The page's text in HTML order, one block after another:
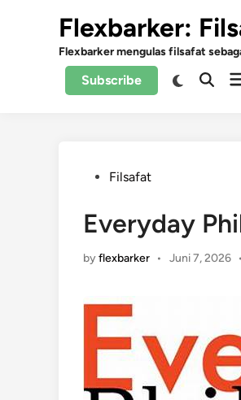
Flexbarker:
Flexbarker mengulas filsafat
Subscribe
SwitchOpen
PostedFilsafat
Everyday
byflexbarker • Juni 7, 2026 •